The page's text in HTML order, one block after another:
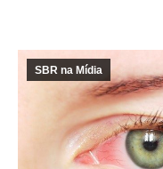
SBR na Mídia